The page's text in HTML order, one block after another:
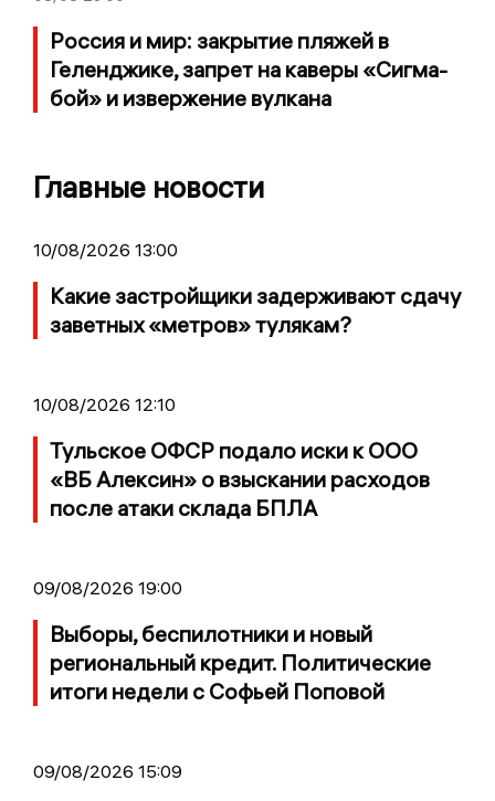
Россия и мир: закрытие пляжей в
Геленджике, запрет на каверы «Сигма-
бой» и извержение вулкана
Главные новости
10/08/2026 13:00
Какие застройщики задерживают сдачу
заветных «метров» тулякам?
10/08/2026 12:10
Тульское ОФСР подало иски к ООО
«ВБ Алексин» о взыскании расходов
после атаки склада БПЛА
09/08/2026 19:00
Выборы, беспилотники и новый
региональный кредит. Политические
итоги недели с Софьей Поповой
09/08/2026 15:09